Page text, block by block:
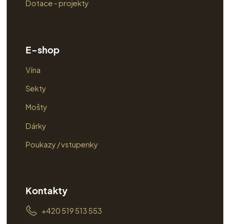
Dotace - projekty
E-shop
Vína
Sekty
Mošty
Dárky
Poukazy / vstupenky
Kontakty
+420 519 513 553